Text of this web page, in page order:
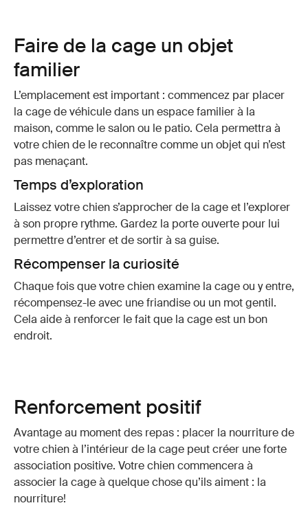
Faire de la cage un objet
familier
L’emplacement est important : commencez par placer
la cagede véhicule dans un espace familier à la
maison, comme le salon ou le patio. Cela permettra à
votre chien de le reconnaître comme un objet qui n’est
pas menaçant.
Temps d’exploration
Laissez votre chien s’approcher de la cageet l’explorer
à son propre rythme. Gardez la porte ouverte pour lui
permettre d’entrer et de sortir à sa guise.
Récompenser la curiosité
Chaque fois que votre chien examine la cageou y entre,
récompensez-le avec une friandise ou un mot gentil.
Cela aide à renforcer le fait que la cageest un bon
endroit.
Renforcement positif
Avantage au moment des repas : placer la nourriture de
votre chien à l’intérieur de la cage peut créer une forte
association positive. Votre chien commencera à
associer la cageà quelque chose qu’ils aiment : la
nourriture!